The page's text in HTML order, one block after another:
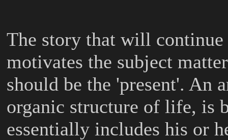
The story that will
motivates the subject
should be the 'present'. An
organic structure of life, is
essentially includes his or